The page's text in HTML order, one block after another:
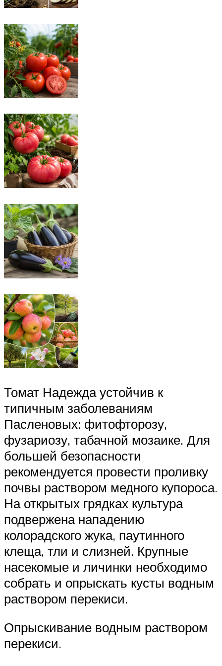
Томат Надежда устойчив к
типичным заболеваниям
Пасленовых: фитофторозу,
фузариозу, табачной мозаике. Для
большей безопасности
рекомендуется провести проливку
почвы раствором медного купороса.
На открытых грядках культура
подвержена нападению
колорадского жука, паутинного
клеща, тли и слизней. Крупные
насекомые и личинки необходимо
собрать и опрыскать кусты водным
раствором перекиси.
Опрыскивание водным раствором
перекиси.